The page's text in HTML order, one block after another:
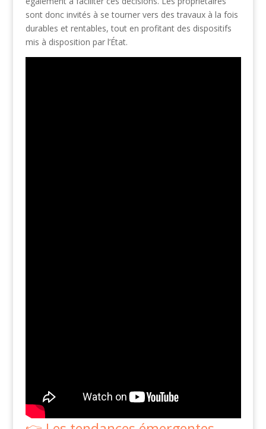
sont donc invités à se tourner vers des travaux à la fois
durables et rentables, tout en profitant des dispositifs
mis à disposition par l’État.